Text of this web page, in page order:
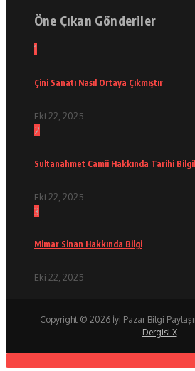
Öne Çıkan Gönderiler
1
Çini Sanatı Nasıl Ortaya Çıkmıştır
Eki 22, 2025
2
Sultanahmet Camii Hakkında Tarihi
Eki 22, 2025
3
Mimar Sinan Hakkında Bilgi
Eki 22, 2025
Copyright © 2026 İyi Pazar Bilgi
Dergisi X